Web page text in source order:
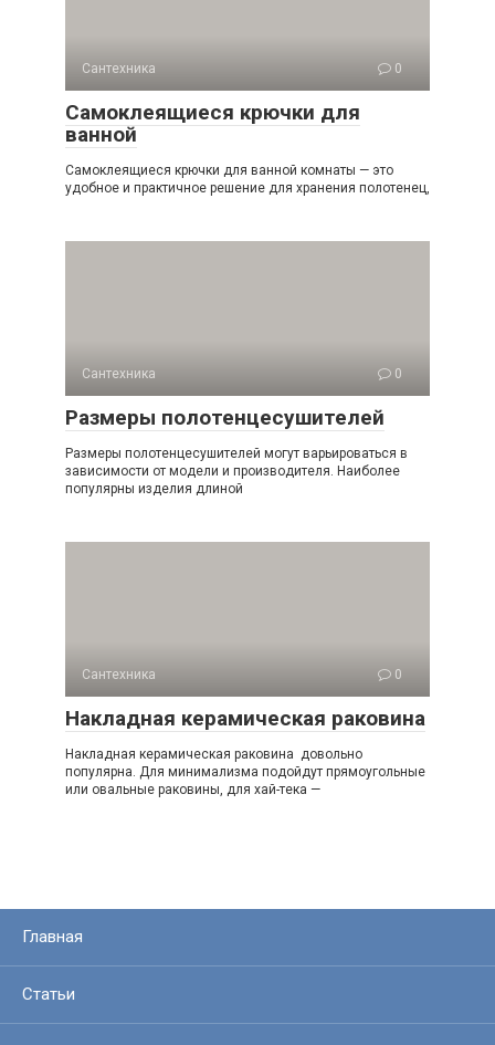
Сантехника 0
Самоклеящиеся крючки для
ванной
Самоклеящиеся крючки для ванной комнаты — это
удобное и практичное решение для хранения полотенец,
Сантехника 0
Размеры полотенцесушителей
Размеры полотенцесушителей могут варьироваться в
зависимости от модели и производителя. Наиболее
популярны изделия длиной
Сантехника 0
Накладная керамическая раковина
Накладная керамическая раковина довольно
популярна. Для минимализма подойдут прямоугольные
или овальные раковины, для хай-тека —
Главная
Статьи